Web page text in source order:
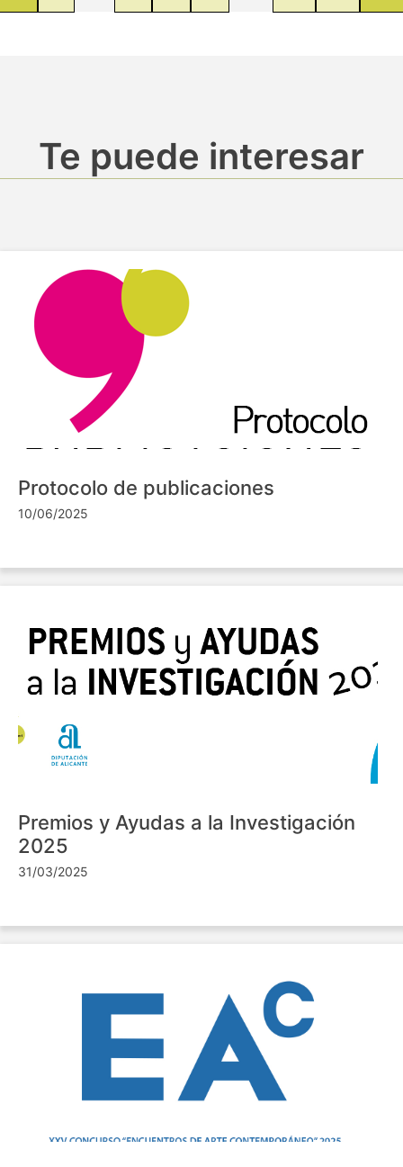
Te puede interesar
Protocolo de publicaciones
10/06/2025
Premios y Ayudas a la Investigación
2025
31/03/2025